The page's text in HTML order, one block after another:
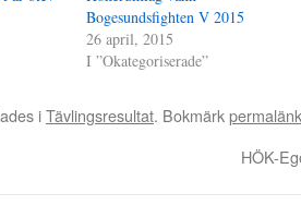
Bogesundsfighten V 2015
26 april, 2015
I ”Okategoriserade”
iTävlingsresultat. Bokmärk
HÖK-